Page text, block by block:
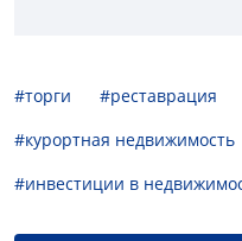
#торги #реставрация
#курортная недвижимость
#инвестиции в